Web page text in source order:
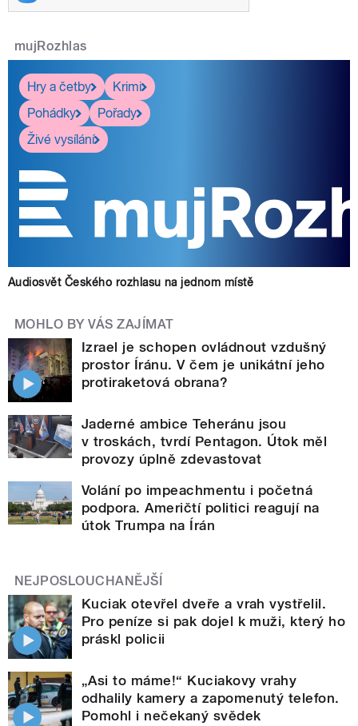
mujRozhlas
Hry a četby
Krimi
Pohádky
Pořady
Živé vysílání
Audiosvět Českého rozhlasu na jednom místě
MOHLO BY VÁS ZAJÍMAT
Izrael je schopen ovládnout vzdušný
prostor Íránu. V čem je unikátní jeho
protiraketová obrana?
Jaderné ambice Teheránu jsou
v troskách, tvrdí Pentagon. Útok měl
provozy úplně zdevastovat
Volání po impeachmentu i početná
podpora. Američtí politici reagují na
útok Trumpa na Írán
NEJPOSLOUCHANĚJŠÍ
Kuciak otevřel dveře a vrah vystřelil.
Pro peníze si pak dojel k muži, který ho
práskl policii
„Asi to máme!“ Kuciakovy vrahy
odhalily kamery a zapomenutý telefon.
Pomohl i nečekaný svědek